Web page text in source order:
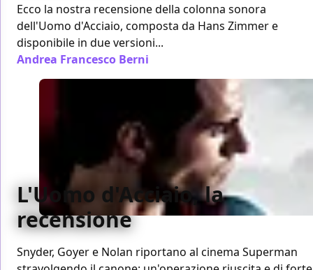
Ecco la nostra recensione della colonna sonora
dell'Uomo d'Acciaio, composta da Hans Zimmer e
disponibile in due versioni...
Andrea Francesco Berni
L'Uomo d'Acciaio, la
recensione
Snyder, Goyer e Nolan riportano al cinema Superman